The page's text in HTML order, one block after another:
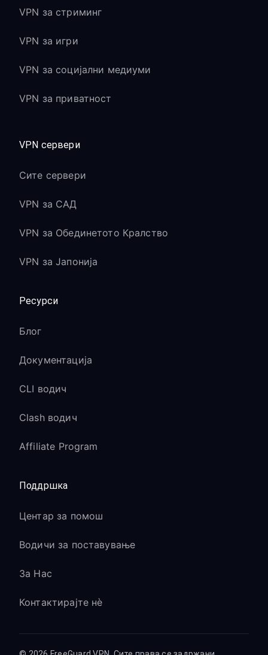
VPN за стриминг
VPN за игри
VPN за социјални медиуми
VPN за приватност
VPN сервери
Сите сервери
VPN за САД
VPN за Обединетото Кралство
VPN за Јапонија
Ресурси
Блог
Документација
CLI водич
Clash водич
Affiliate Program
Поддршка
Центар за помош
Водичи за поставување
За Нас
Контактирајте нè